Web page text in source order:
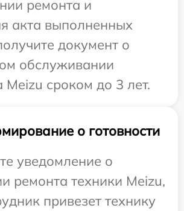
ремонта и
акта выполненных
документ о
обслуживании
Meizu сроком до 3 лет.
о готовности
уведомление о
ремонта техники Meizu,
привезет технику